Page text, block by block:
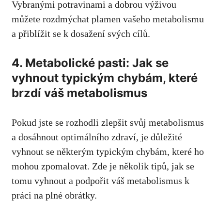
Vybranými potravinami⁤ a dobrou výživou
můžete rozdmýchat plamen vašeho ‌metabolismu‍
a‍ přiblížit‍ se k ⁢dosažení svých ‍cílů.
4. Metabolické‌ pasti: ‌Jak se
vyhnout typickým chybám, které
brzdí váš metabolismus
Pokud jste se rozhodli zlepšit svůj‍ metabolismus‌
a dosáhnout⁣ optimálního zdraví, ‍je důležité
vyhnout‍ se některým typickým chybám, které ho
mohou zpomalovat. Zde je několik tipů, jak se
tomu ‌vyhnout a ​podpořit váš​ metabolismus k
práci na plné obrátky.